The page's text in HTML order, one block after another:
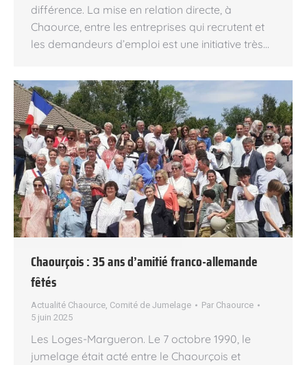
différence. La mise en relation directe, à
Chaource, entre les entreprises qui recrutent et
les demandeurs d’emploi est une initiative très…
Chaourçois : 35 ans d’amitié franco-allemande
fêtés
Actualité Chaource Comité de Jumelage Par Chaource
5 juin 2025
Les Loges-Margueron. Le 7 octobre 1990, le
jumelage était acté entre le Chaourçois et